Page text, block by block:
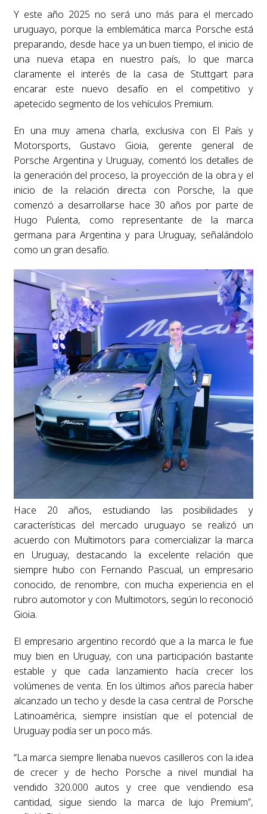
Y este año 2025 no será uno más para el mercado
uruguayo, porque la emblemática marca Porsche está
preparando, desde hace ya un buen tiempo, el inicio de
una nueva etapa en nuestro país, lo que marca
claramente el interés de la casa de Stuttgart para
encarar este nuevo desafío en el competitivo y
apetecido segmento de los vehículos Premium.
En una muy amena charla, exclusiva con El País y
Motorsports, Gustavo Gioia, gerente general de
Porsche Argentina y Uruguay, comentó los detalles de
la generación del proceso, la proyección de la obra y el
inicio de la relación directa con Porsche, la que
comenzó a desarrollarse hace 30 años por parte de
Hugo Pulenta, como representante de la marca
germana para Argentina y para Uruguay, señalándolo
como un gran desafío.
Hace 20 años, estudiando las posibilidades y
características del mercado uruguayo se realizó un
acuerdo con Multimotors para comercializar la marca
en Uruguay, destacando la excelente relación que
siempre hubo con Fernando Pascual, un empresario
conocido, de renombre, con mucha experiencia en el
rubro automotor y con Multimotors, según lo reconoció
Gioia.
El empresario argentino recordó que a la marca le fue
muy bien en Uruguay, con una participación bastante
estable y que cada lanzamiento hacía crecer los
volúmenes de venta. En los últimos años parecía haber
alcanzado un techo y desde la casa central de Porsche
Latinoamérica, siempre insistían que el potencial de
Uruguay podía ser un poco más.
“La marca siempre llenaba nuevos casilleros con la idea
de crecer y de hecho Porsche a nivel mundial ha
vendido 320.000 autos y cree que vendiendo esa
cantidad, sigue siendo la marca de lujo Premium”,